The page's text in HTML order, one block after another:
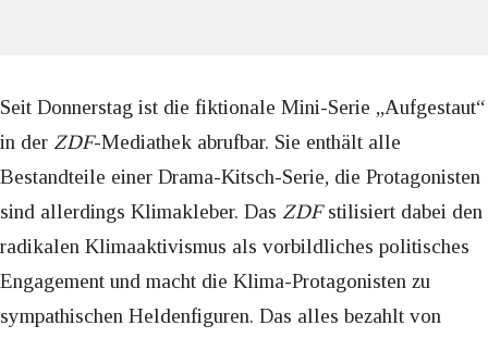
Seit Donnerstag ist die fiktionale Mini-Serie „Aufgestaut“
in der ZDF-Mediathek abrufbar. Sie enthält alle
Bestandteile einer Drama-Kitsch-Serie, die Protagonisten
sind allerdings Klimakleber. Das ZDFstilisiert dabei den
radikalen Klimaaktivismus als vorbildliches politisches
Engagement und macht die Klima-Protagonisten zu
sympathischen Heldenfiguren. Das alles bezahlt von